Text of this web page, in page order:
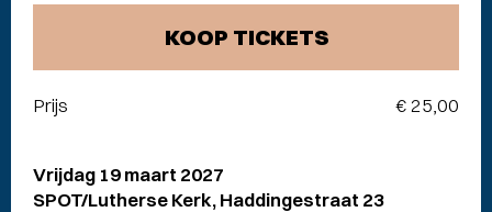
Vrijdag 19 maart 2027
SPOT/Lutherse Kerk, Haddingestraat 23
KOOP TICKETS
Prijs € 25,00